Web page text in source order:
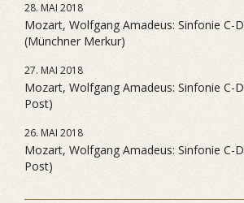
28. MAI 2018
Mozart, Wolfgang Amadeus: Sinfonie C-
(Münchner Merkur)
27. MAI 2018
Mozart, Wolfgang Amadeus: Sinfonie C-
Post)
26. MAI 2018
Mozart, Wolfgang Amadeus: Sinfonie C-
Post)